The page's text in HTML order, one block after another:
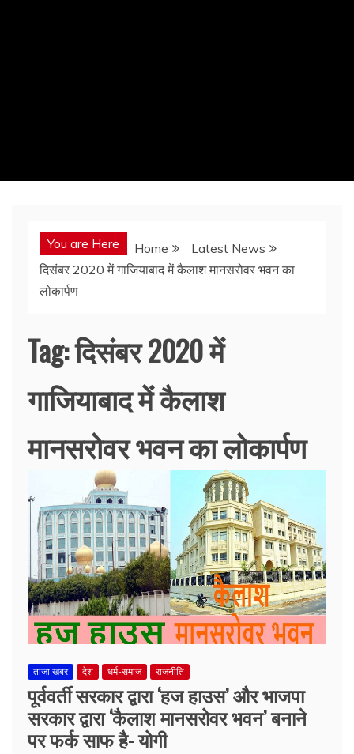
You are Here Home
Latest News
दिसंबर 2020 में गाजियाबाद में कैलाश मानसरोवर भवन का
लोकार्पण
Tag:दिसंबर 2020 में
गाजियाबाद में कैलाश
मानसरोवर भवन का लोकार्पण
ताजा खबर देश धर्म-समाज राजनीति
पूर्ववर्ती सरकार द्वारा ‘हज हाउस’ और भाजपा
सरकार द्वारा ‘कैलाश मानसरोवर भवन’ बनाने
पर फर्क साफ है- योगी